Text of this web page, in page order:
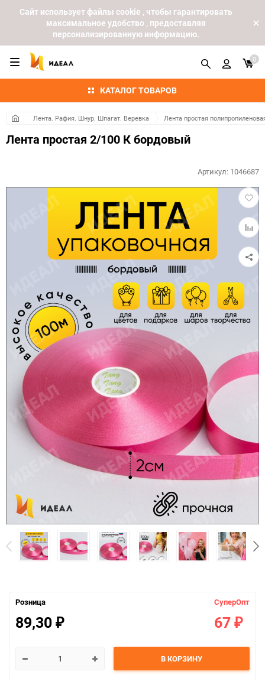
Cайт использует файлы cookie , чтобы гарантировать
максимальное удобство , предоставляя
персонализированную информацию.
КАТАЛОГ ТОВАРОВ
0
Лента. Рафия. Шнур. Шпагат. Веревка Лента простая
Лента простая 2/100 К бордовый
в
к
Артикул: 1046687
Розница
89,30 ₽
СуперОпт
67 ₽
В КОРЗИНУ